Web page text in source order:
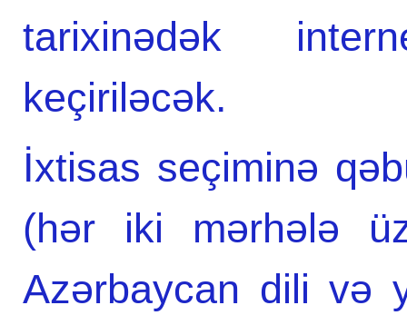
tarixinədək
keçiriləcək.
İxtisas seçiminə
(hər iki mərhələ
Azərbaycan dili və